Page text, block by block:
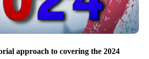
approach to covering the 2024